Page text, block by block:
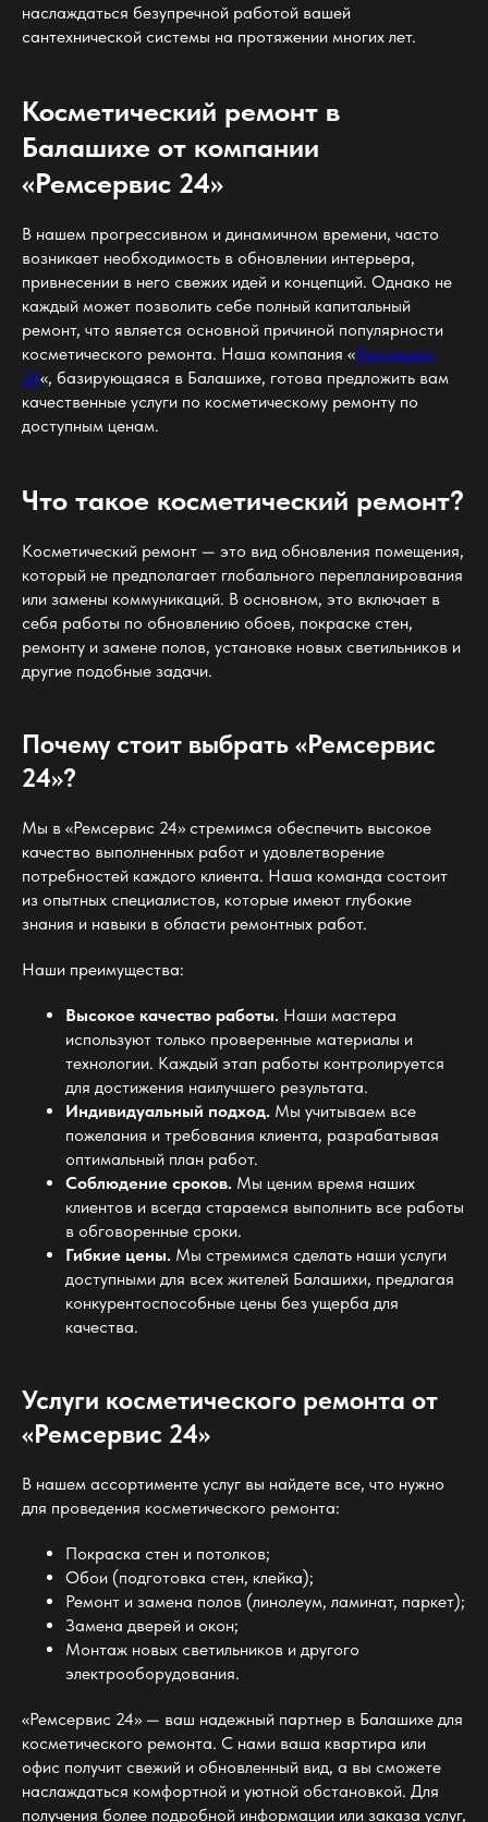
наслаждаться безупречной работой вашей
сантехнической системы на протяжении многих лет.
Косметический ремонт в
Балашихе от компании
«Ремсервис 24»
В нашем прогрессивном и динамичном времени, часто
возникает необходимость в обновлении интерьера,
привнесении в него свежих идей и концепций. Однако не
каждый может позволить себе полный капитальный
ремонт, что является основной причиной популярности
косметического ремонта. Наша компания «Ремсервис
24«, базирующаяся в Балашихе, готова предложить вам
качественные услуги по косметическому ремонту по
доступным ценам.
Что такое косметический ремонт?
Косметический ремонт — это вид обновления помещения,
который не предполагает глобального перепланирования
или замены коммуникаций. В основном, это включает в
себя работы по обновлению обоев, покраске стен,
ремонту и замене полов, установке новых светильников и
другие подобные задачи.
Почему стоит выбрать «Ремсервис
24»?
Мы в «Ремсервис 24» стремимся обеспечить высокое
качество выполненных работ и удовлетворение
потребностей каждого клиента. Наша команда состоит
из опытных специалистов, которые имеют глубокие
знания и навыки в области ремонтных работ.
Наши преимущества:
Высокое качество работы. Наши мастера
используют только проверенные материалы и
технологии. Каждый этап работы контролируется
для достижения наилучшего результата.
Индивидуальный подход. Мы учитываем все
пожелания и требования клиента, разрабатывая
оптимальный план работ.
Соблюдение сроков. Мы ценим время наших
клиентов и всегда стараемся выполнить все работы
в обговоренные сроки.
Гибкие цены. Мы стремимся сделать наши услуги
доступными для всех жителей Балашихи, предлагая
конкурентоспособные цены без ущерба для
качества.
Услуги косметического ремонта от
«Ремсервис 24»
В нашем ассортименте услуг вы найдете все, что нужно
для проведения косметического ремонта:
Покраска стен и потолков;
Обои (подготовка стен, клейка);
Ремонт и замена полов (линолеум, ламинат, паркет);
Замена дверей и окон;
Монтаж новых светильников и другого
электрооборудования.
«Ремсервис 24» — ваш надежный партнер в Балашихе для
косметического ремонта. С нами ваша квартира или
офис получит свежий и обновленный вид, а вы сможете
наслаждаться комфортной и уютной обстановкой. Для
получения более подробной информации или заказа услуг,